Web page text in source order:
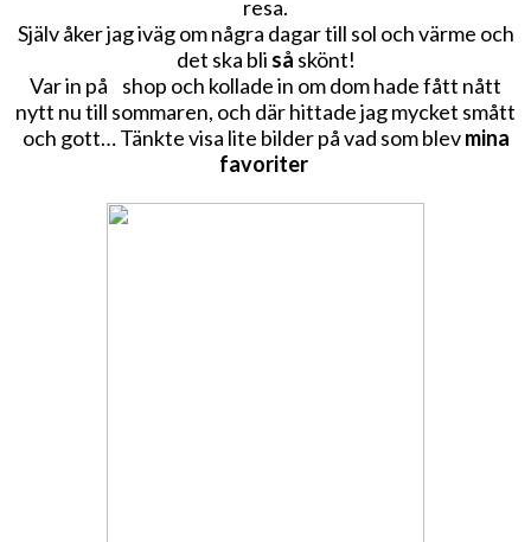
resa.
Själv åker jag iväg om några dagar till sol och värme och
det ska bli så skönt!
Var in på shop och kollade in om dom hade fått nått
nytt nu till sommaren, och där hittade jag mycket smått
och gott… Tänkte visa lite bilder på vad som blevmina
favoriter